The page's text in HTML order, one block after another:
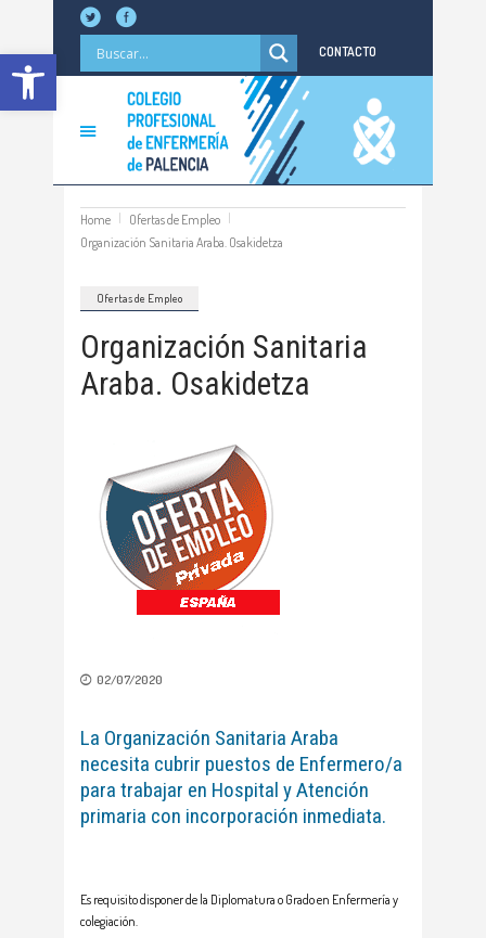
Abrir barra de herramientas CONTACTO
Home
Ofertas de Empleo
Organización Sanitaria Araba. Osakidetza
Ofertas de Empleo
Organización Sanitaria
Araba. Osakidetza
02/07/2020
La Organización Sanitaria Araba
necesita cubrir puestos de Enfermero/a
para trabajar en Hospital y Atención
primaria con incorporación inmediata.
Es requisito disponer de la Diplomatura o Grado en Enfermería y
colegiación.